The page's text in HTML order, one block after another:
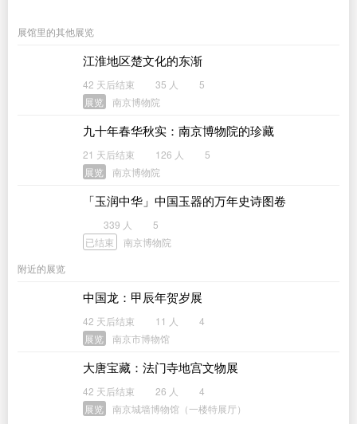
展馆里的其他展览
江淮地区楚文化的东渐
42 天后结束 35 人
5
展览
南京博物院
九十年春华秋实：南京博物院的珍藏
21 天后结束 126 人
5
展览
南京博物院
「玉润中华」中国玉器的万年史诗图卷
339 人
5
已结束
南京博物院
附近的展览
中国龙：甲辰年贺岁展
42 天后结束 11 人
4
展览
南京市博物馆
大唐宝藏：法门寺地宫文物展
42 天后结束 26 人
4
展览
南京城墙博物馆（一楼特展厅）